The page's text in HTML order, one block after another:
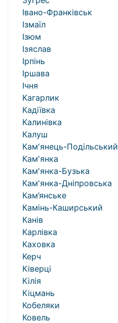
Івано-Франківськ
Ізмаїл
Ізюм
Ізяслав
Ірпінь
Іршава
Ічня
Кагарлик
Кадіївка
Калинівка
Калуш
Кам'янець-Подільський
Кам'янка
Кам'янка-Бузька
Кам'янка-Дніпровська
Кам’янське
Камінь-Каширський
Канів
Карлівка
Каховка
Керч
Ківерці
Кілія
Кіцмань
Кобеляки
Ковель